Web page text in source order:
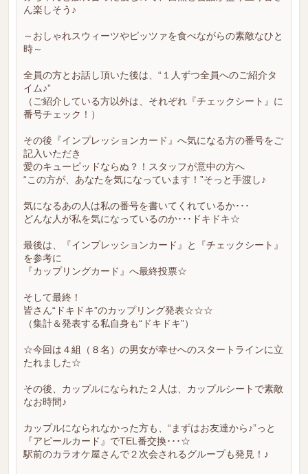
ん楽しそう♪
～おしゃれスウィーツやピッツァを食べながらの素敵なひと
時～
全員の方とお話し頂いた後は、“１人ずつ全員へのご紹介タ
イム♪”
（ご紹介している方以外は、それぞれ『チェックシート』に
番号チェック！）
その後『インプレッションカード』へ気になる方の番号をご
記入いただき
愛のキューピッドならぬ？！スタッフが意中の方へ
“この方が、あなたを気になっています！”そっと手渡し♪
気になるあの人は私の番号を書いてくれているか･･･
どんな人が私を気になっているのか･･･ドキドキ☆
最後は、『インプレッションカード』と『チェックシート』
を参考に
『カップリングカード』へ最終投票☆
そして最終！
皆さん“ドキドキ”のカップリング発表☆☆☆
（集計＆発表する私自身も“ドキドキ”）
☆今回は４組（８名）の男女が幸せへのスタートラインに立
たれました☆
その後、カップルになられた２人は、カップルシートで素敵
なお時間♪
カップルになられなかった方も、“まずはお友達から♪”っと
『アピールカード』でTEL番交換･･･☆
駅前のカラオケ屋さんで２次会されるグループも発見！♪